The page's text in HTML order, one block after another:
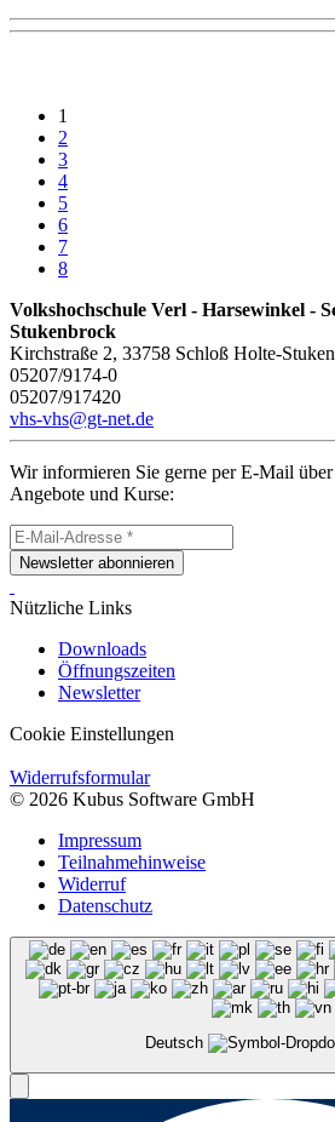
1
2
3
4
5
6
7
8
Volkshochschule Verl - Harsewinkel -
Stukenbrock
Kirchstraße 2, 33758 Schloß Holte-
05207/9174-0
05207/917420
vhs-vhs@gt-net.de
Wir informieren Sie gerne per E-Mail über
Angebote und Kurse:
Newsletter abonnieren
Nützliche Links
Downloads
Öffnungszeiten
Newsletter
Cookie Einstellungen
Widerrufsformular
© 2026 Kubus Software GmbH
Impressum
Teilnahmehinweise
Widerruf
Datenschutz
Deutsch